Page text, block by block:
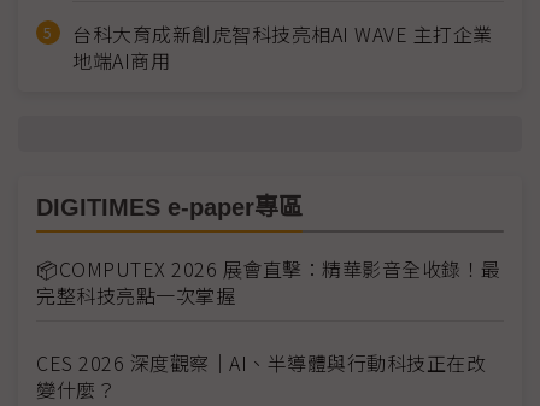
台科大育成新創虎智科技亮相AI WAVE 主打企業
地端AI商用
DIGITIMES e-paper專區
📦COMPUTEX 2026 展會直擊：精華影音全收錄！最
完整科技亮點一次掌握
CES 2026 深度觀察｜AI、半導體與行動科技正在改
變什麼？